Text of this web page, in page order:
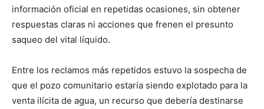
información oficial en repetidas ocasiones, sin obtener
respuestas claras ni acciones que frenen el presunto
saqueo del vital líquido.
Entre los reclamos más repetidos estuvo la sospecha de
que el pozo comunitario estaría siendo explotado para la
venta ilícita de agua, un recurso que debería destinarse